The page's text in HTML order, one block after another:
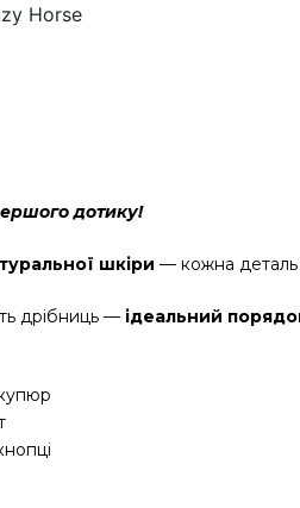
Horse
дотику!
шкіри — кожна деталь
дрібниць — ідеальний